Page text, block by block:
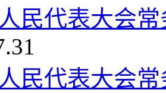
民代表大会
民代表大会